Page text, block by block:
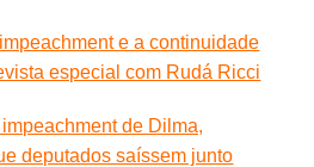
e a continuidade
especial com Rudá Ricci
de Dilma,
deputados saíssem junto